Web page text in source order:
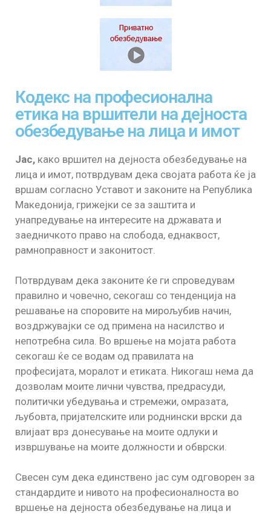
Кодекс на професионална
етика на вршители на дејноста
обезбедување на лица и имот
Јас, како вршител на дејноста обезбедување на
лица и имот, потврдувам дека својата работа ќе ја
вршам согласно Уставот и законите на Република
Македонија, грижејки се за заштита и
унапредување на интересите на државата и
заедничкото право на слобода, еднаквост,
рамноправност и законитост.
Потврдувам дека законите ќе ги спроведувам
правилно и човечно, секогаш со тенденција на
решавање на споровите на мирољубив начин,
воздржувајки се од примена на насилство и
непотребна сила. Во вршење на мојата работа
секогаш ќе се водам од правилата на
професијата, моралот и етиката. Никогаш нема да
дозволам моите лични чувства, предрасуди,
политички убедувања и стремежи, омразата,
љубовта, пријателските или роднински врски да
влијаат врз донесување на моите одлуки и
извршување на моите должности и обврски.
Свесен сум дека единствено јас сум одговорен за
стандардите и нивото на професионалноста во
вршење на дејноста обезбедување на лица и